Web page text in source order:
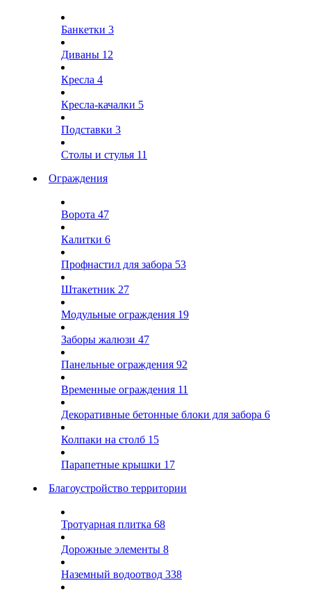
Банкетки 3
Диваны 12
Кресла 4
Кресла-качалки 5
Подставки 3
Столы и стулья 11
Ограждения
Ворота 47
Калитки 6
Профнастил для забора 53
Штакетник 27
Модульные ограждения 19
Заборы жалюзи 47
Панельные ограждения 92
Временные ограждения 11
Декоративные бетонные блоки для забора 6
Колпаки на столб 15
Парапетные крышки 17
Благоустройство территории
Тротуарная плитка 68
Дорожные элементы 8
Наземный водоотвод 338